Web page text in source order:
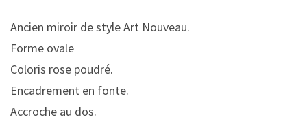
Ancien miroir de style Art Nouveau.
Forme ovale
Coloris rose poudré.
Encadrement en fonte.
Accroche au dos.